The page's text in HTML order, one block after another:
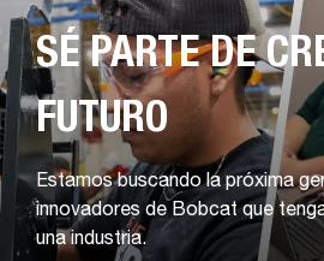
SÉ PARTE DE
FUTURO
Estamos buscando la próxima
innovadores de Bobcat que
una industria.